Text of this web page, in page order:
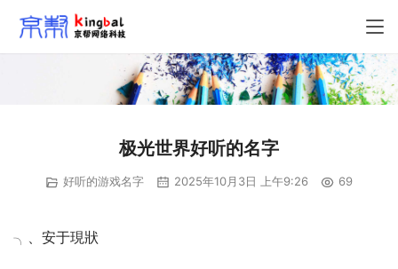
极光世界好听的名字
好听的游戏名字 2025年10月3日 上午9:26 69
╮、安于現狀